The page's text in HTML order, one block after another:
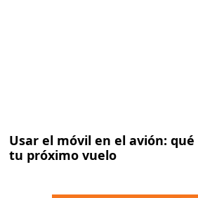
Usar el móvil en el avión:
tu próximo vuelo